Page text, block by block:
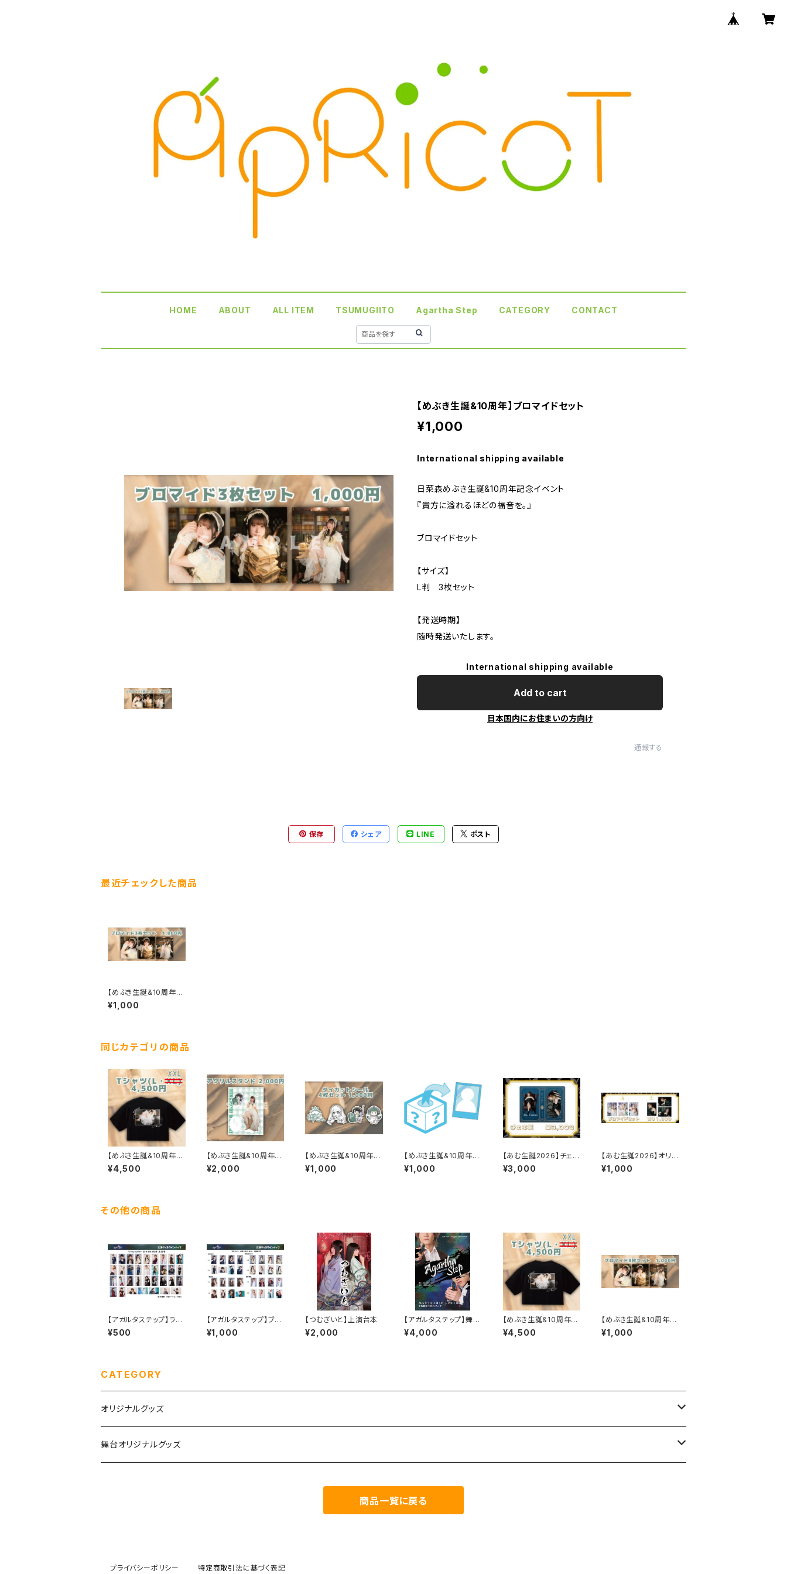
HOME ABOUT ALL ITEM TSUMUGIITO Agartha Step CATEGORY CONTACT
【めぶき生誕&10周年】ブロマイドセット
¥1,000
International shipping available
日菜森めぶき生誕&10周年記念イベント
『貴方に溢れるほどの福音を。』
ブロマイドセット
【サイズ】
L判 3枚セット
【発送時期】
随時発送いたします。
International shipping available
Add to cart
日本国内にお住まいの方向け
通報する
保存 シェア LINE ポスト
最近チェックした商品
【めぶき生誕&10周年】
ブロマイドセット
¥1,000
同じカテゴリの商品
【めぶき生誕&10周年】
オリジナルTシャツ
¥4,500
【めぶき生誕&10周年】
アクリルスタンド
¥2,000
【めぶき生誕&10周年】
ダイカットシール
¥1,000
【めぶき生誕&10周年】
チェキくじ
¥1,000
【あむ生誕2026】チェキ
帳
¥3,000
【あむ生誕2026】オリジ
ナルブロマイドセット
¥1,000
その他の商品
【アガルタステップ】ラン
ダムブロマイド
¥500
【アガルタステップ】ブロ
マイドセット
¥1,000
【つむぎいと】上演台本
¥2,000
【アガルタステップ】舞台
「Agartha Step」公演
DVD【早期予約特典付
¥4,000
【めぶき生誕&10周年】
オリジナルTシャツ
¥4,500
【めぶき生誕&10周年】
ブロマイドセット
¥1,000
CATEGORY
オリジナルグッズ
チェキ
舞台オリジナルグッズ
商品一覧に戻る
プライバシーポリシー 特定商取引法に基づく表記